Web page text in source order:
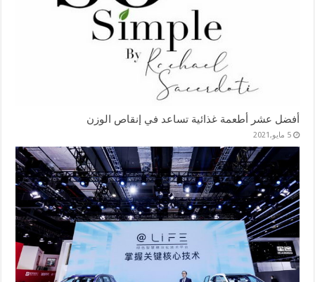
أفضل عشر أطعمة غذائية تساعد في إنقاص الوزن
5 مايو,2021